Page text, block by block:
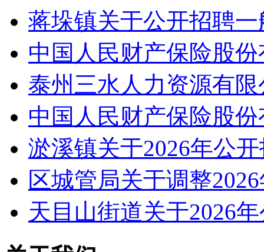
蒋垛镇关于公开招聘
中国人民财产保险股
泰州三水人力资源有
中国人民财产保险股
淤溪镇关于2026年公
区城管局关于调整
天目山街道关于2026